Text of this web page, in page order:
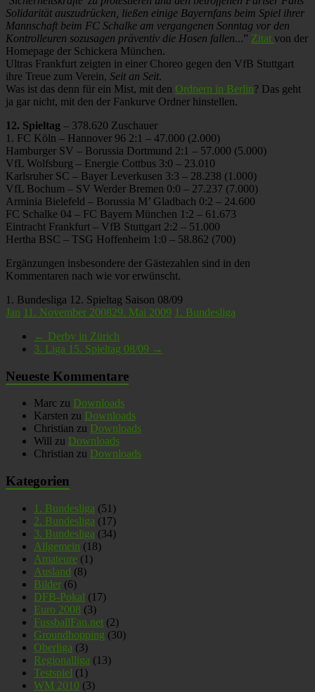
Solidarität auszudrücken, ließen einige Bayernfans beim Spiel ihrer
Mannschaft beim FC Schalke am vergangenen Sonntag vor den
Kontrolleuren sozusagen präventiv die Hosen fallen...” Zitat von der
Homepage der Schickera München.
Ultras Frankfurt zeigten in einer Choreo gegen den VfB Stuttgart
ihre Treue zum Verein, Seit an Seit.
Was ist das denn für ein Mist, mit den Ordnern in Berlin? Das geht
ja gar nicht, mit den der Fankurve Ordner hinstellen.
12. Spieltag – 378.620 Zuschauer
1. FC Köln – Hannover 96 2:1 – 47.000 (2.000)
Hamburger SV – Borussia Dortmund 2:1 – 57.000 (5.000)
VfL Wolfsburg – Energie Cottbus 3:0 – 23.010
Karlsruher SC – Bayer Leverkusen 3:3 – 28.238 (1.000)
VfL Bochum – SV Werder Bremen 0:0 – 27.237 (7.000)
Arminia Bielefeld – Borussia M’ Gladbach 0:2 – 24.600
FC Schalke 04 – FC Bayern München 1:2 – 61.673
Eintracht Frankfurt – VfB Stuttgart 2:2 – 51.000
Hertha BSC – TSG Hoffenheim 1:0 – 58.862 (700)
Ergänzungen insbesondere der Gästezahlen sind in den
Kommentaren nach wie vor erwünscht.
1. Bundesliga 12. Spieltag Saison 08/09
Jan 11. November 200829. Mai 2009 1. Bundesliga
← Derby in Zürich
3. Liga 15. Spieltag 08/09 →
Neueste Kommentare
Marc zu Downloads
Karsten zu Downloads
Christian zu Downloads
Will zu Downloads
Christian zu Downloads
Kategorien
1. Bundesliga (51)
2. Bundesliga (17)
3. Bundesliga (34)
Allgemein (18)
Amateure (1)
Ausland (8)
Bilder (6)
DFB-Pokal (17)
Euro 2008 (3)
FussballFan.net (2)
Groundhopping (30)
Oberliga (3)
Regionalliga (13)
Testspiel (1)
WM 2010 (3)